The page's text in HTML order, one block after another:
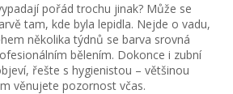
pořád trochu jinak? Může se
tam, kde byla lepidla. Nejde o vadu,
několika týdnů se barva srovná
bělením. Dokonce i zubní
řešte s hygienistou – většinou
věnujete pozornost včas.